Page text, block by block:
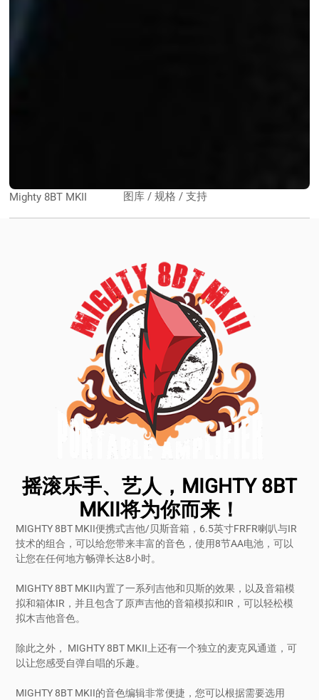
Mighty 8BT MKII 图库 / 规格 / 支持
摇滚乐手、艺人，MIGHTY 8BT
MKII将为你而来！
MIGHTY 8BT MKII便携式吉他/贝斯音箱，6.5英寸FRFR喇叭与IR
技术的组合，可以给您带来丰富的音色，使用8节AA电池，可以
让您在任何地方畅弹长达8小时。
MIGHTY 8BT MKII内置了一系列吉他和贝斯的效果，以及音箱模
拟和箱体IR，并且包含了原声吉他的音箱模拟和IR，可以轻松模
拟木吉他音色。
除此之外， MIGHTY 8BT MKII上还有一个独立的麦克风通道，可
以让您感受自弹自唱的乐趣。
MIGHTY 8BT MKII的音色编辑非常便捷，您可以根据需要选用